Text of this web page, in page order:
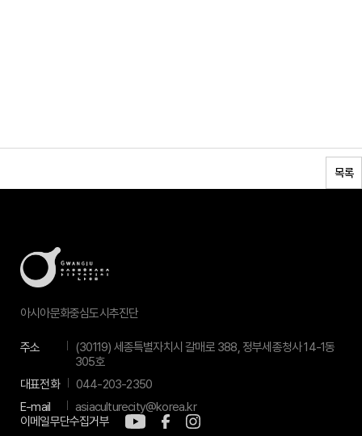
목록
아시아문화중심도시추진단
주소
(30119) 세종특별자치시 갈매로 388, 정부세종청사 14-1동
305호
대표전화
044-203-2350
E-mail
asiaculturecity@korea.kr
이메일무단수집거부